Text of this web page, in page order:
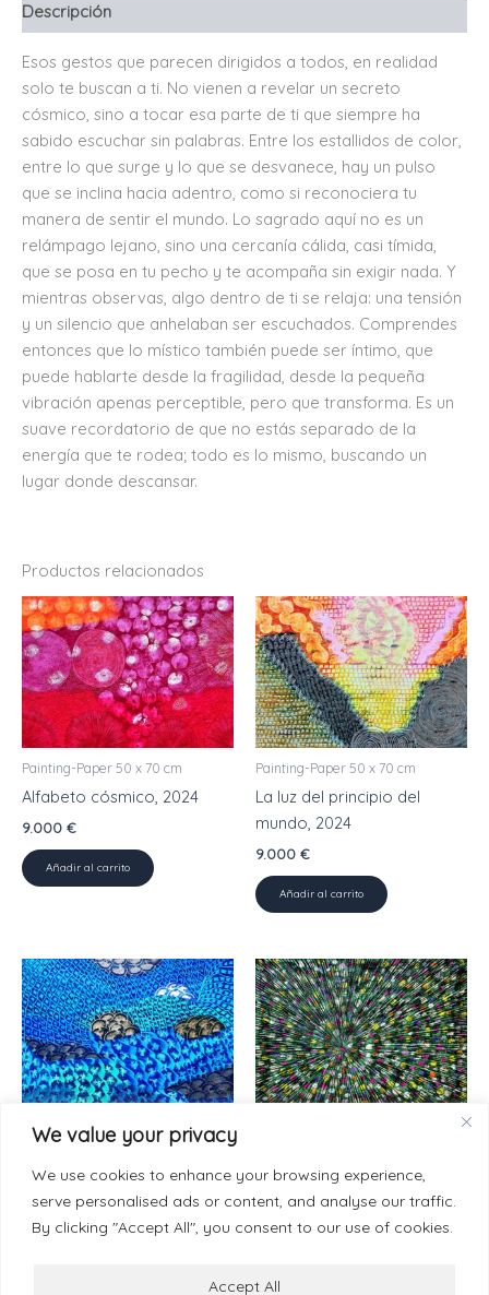
We value your privacy
We use cookies to enhance your browsing experience,
serve personalised ads or content, and analyse our traffic.
By clicking "Accept All", you consent to our use of cookies.
Accept All
Descripción
Esos gestos que parecen dirigidos a todos, en realidad
solo te buscan a ti. No vienen a revelar un secreto
cósmico, sino a tocar esa parte de ti que siempre ha
sabido escuchar sin palabras. Entre los estallidos de color,
entre lo que surge y lo que se desvanece, hay un pulso
que se inclina hacia adentro, como si reconociera tu
manera de sentir el mundo. Lo sagrado aquí no es un
relámpago lejano, sino una cercanía cálida, casi tímida,
que se posa en tu pecho y te acompaña sin exigir nada. Y
mientras observas, algo dentro de ti se relaja: una tensión
y un silencio que anhelaban ser escuchados. Comprendes
entonces que lo místico también puede ser íntimo, que
puede hablarte desde la fragilidad, desde la pequeña
vibración apenas perceptible, pero que transforma. Es un
suave recordatorio de que no estás separado de la
energía que te rodea; todo es lo mismo, buscando un
lugar donde descansar.
Productos relacionados
Painting-Paper 50 x 70 cm
Alfabeto cósmico, 2024
9.000 €
Añadir al carrito
Painting-Paper 50 x 70 cm
La luz del principio del
mundo, 2024
9.000 €
Añadir al carrito
Painting-Paper 50 x 70 cm
emergente, 2025
Añadir al carrito